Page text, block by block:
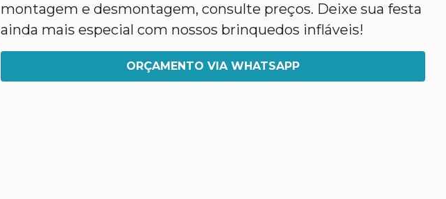
montagem e desmontagem, consulte preços. Deixe sua festa
ainda mais especial com nossos brinquedos infláveis!
ORÇAMENTO VIA WHATSAPP